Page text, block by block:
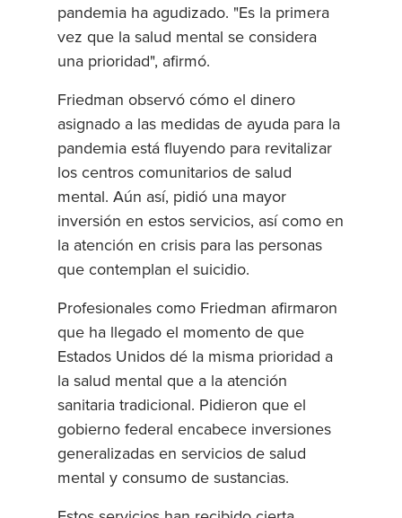
pandemia ha agudizado. "Es la primera
vez que la salud mental se considera
una prioridad", afirmó.
Friedman observó cómo el dinero
asignado a las medidas de ayuda para la
pandemia está fluyendo para revitalizar
los centros comunitarios de salud
mental. Aún así, pidió una mayor
inversión en estos servicios, así como en
la atención en crisis para las personas
que contemplan el suicidio.
Profesionales como Friedman afirmaron
que ha llegado el momento de que
Estados Unidos dé la misma prioridad a
la salud mental que a la atención
sanitaria tradicional. Pidieron que el
gobierno federal encabece inversiones
generalizadas en servicios de salud
mental y consumo de sustancias.